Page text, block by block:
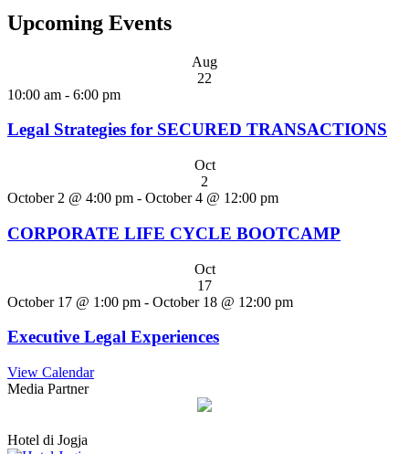
Upcoming Events
Aug
22
10:00 am - 6:00 pm
Legal Strategies for SECURED TRANSACTIONS
Oct
2
October 2 @ 4:00 pm - October 4 @ 12:00 pm
CORPORATE LIFE CYCLE BOOTCAMP
Oct
17
October 17 @ 1:00 pm - October 18 @ 12:00 pm
Executive Legal Experiences
View Calendar
Media Partner
Hotel di Jogja